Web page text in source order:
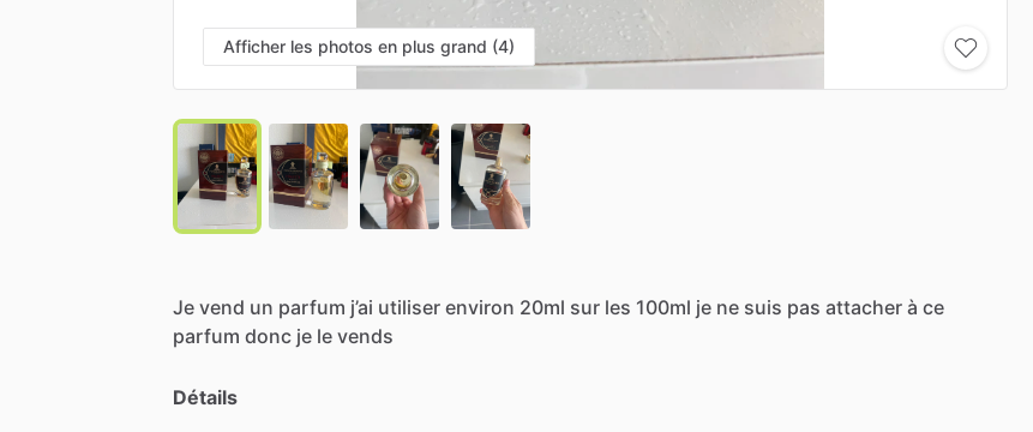
Afficher les photos en plus grand (4)
Je vend un parfum j’ai utiliser environ 20ml sur les 100ml je ne suis pas attacher à ce
parfum donc je le vends
Détails